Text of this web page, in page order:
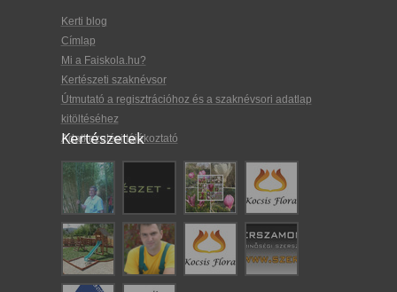
Kerti blog
Címlap
Mi a Faiskola.hu?
Kertészeti szaknévsor
Útmutató a regisztrációhoz és a szaknévsori adatlap
kitöltéséhez
Adatkezelési tájékoztató
Kertészetek